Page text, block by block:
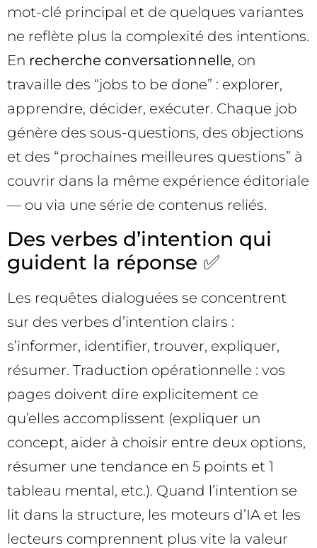
mot-clé principal et de quelques variantes
ne reflète plus la complexité des intentions.
En recherche conversationnelle, on
travaille des “jobs to be done” : explorer,
apprendre, décider, exécuter. Chaque job
génère des sous-questions, des objections
et des “prochaines meilleures questions” à
couvrir dans la même expérience éditoriale
— ou via une série de contenus reliés.
Des verbes d’intention qui
guident la réponse ✅
Les requêtes dialoguées se concentrent
sur des verbes d’intention clairs :
s’informer, identifier, trouver, expliquer,
résumer. Traduction opérationnelle : vos
pages doivent dire explicitement ce
qu’elles accomplissent (expliquer un
concept, aider à choisir entre deux options,
résumer une tendance en 5 points et 1
tableau mental, etc.). Quand l’intention se
lit dans la structure, les moteurs d’IA et les
lecteurs comprennent plus vite la valeur